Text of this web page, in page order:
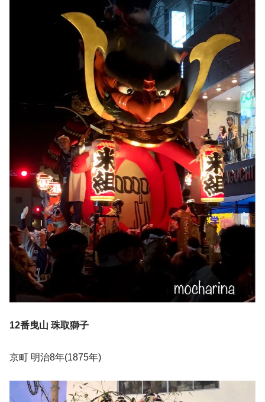
12番曳山 珠取獅子
京町 明治8年(1875年)